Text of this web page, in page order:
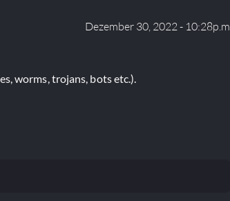
Dezember 30, 2022 - 10:28p.m.
worms, trojans, bots etc.).